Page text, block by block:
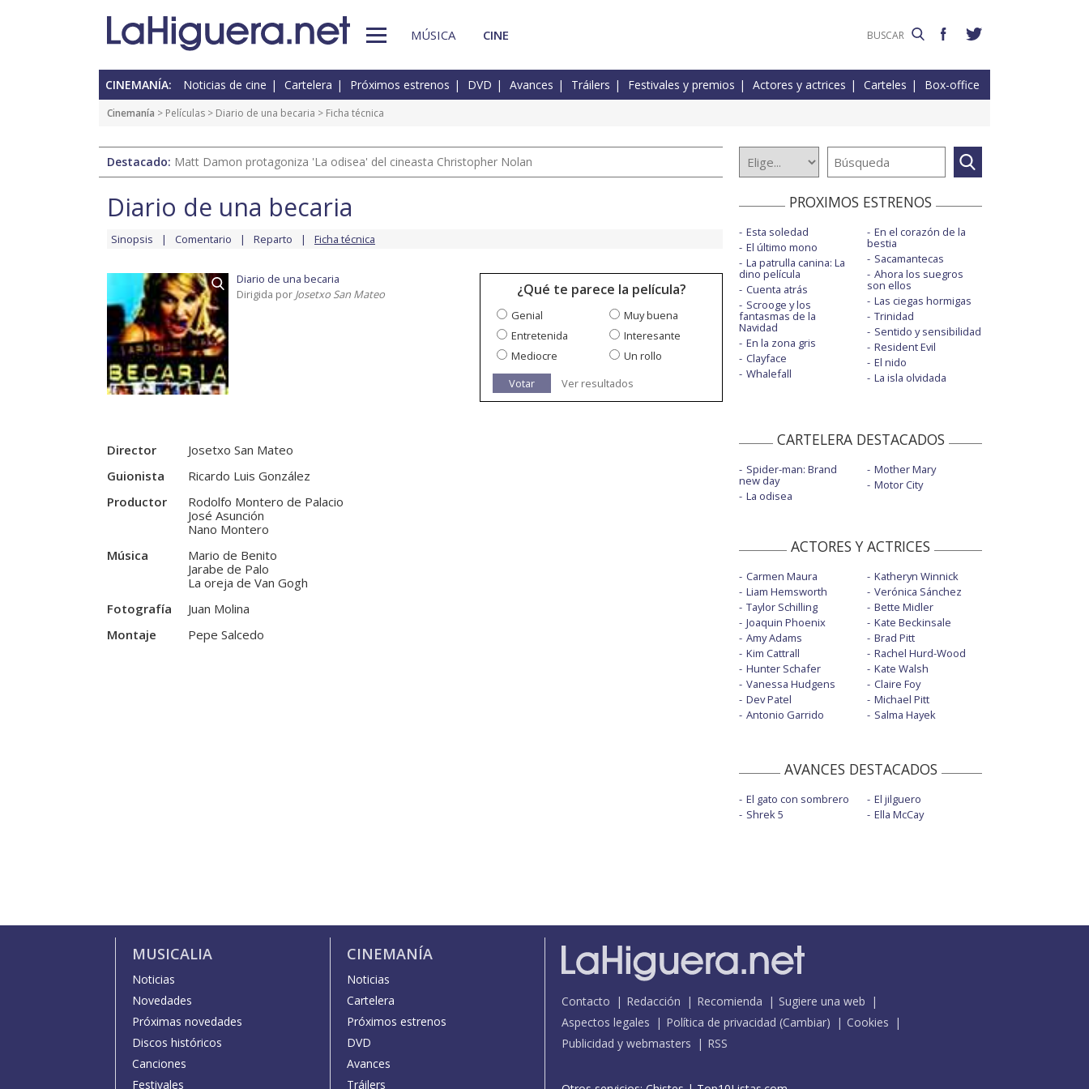
MÚSICA CINE
CINEMANÍA: Noticias de cine Cartelera Próximos estrenos DVD Avances Tráilers Festivales y premios Actores y actrices Carteles Box-office
Cinemanía > Películas > Diario de una becaria > Ficha técnica
Destacado: Matt Damon protagoniza 'La odisea' del cineasta Christopher Nolan
Diario de una becaria
Sinopsis Comentario Reparto Ficha técnica
Diario de una becaria
Dirigida por Josetxo San Mateo ¿Qué te parece la película?
Genial
Muy buena
Entretenida
Interesante
Mediocre
Un rollo
Votar
Ver resultados
Director
Josetxo San Mateo
Guionista
Ricardo Luis González
Productor
Rodolfo Montero de Palacio
José Asunción
Nano Montero
Música
Mario de Benito
Jarabe de Palo
La oreja de Van Gogh
Fotografía
Juan Molina
Montaje
Pepe Salcedo
PROXIMOS ESTRENOS
Esta soledad
El último mono
La patrulla canina: La
dino película
Cuenta atrás
Scrooge y los
fantasmas de la
Navidad
En la zona gris
Clayface
Whalefall
En el corazón de la
bestia
Sacamantecas
Ahora los suegros
son ellos
Las ciegas hormigas
Trinidad
Sentido y sensibilidad
Resident Evil
El nido
La isla olvidada
CARTELERA DESTACADOS
Spider-man: Brand
new day
La odisea
Mother Mary
Motor City
ACTORES Y ACTRICES
Carmen Maura
Liam Hemsworth
Taylor Schilling
Joaquin Phoenix
Amy Adams
Kim Cattrall
Hunter Schafer
Vanessa Hudgens
Dev Patel
Antonio Garrido
Katheryn Winnick
Verónica Sánchez
Bette Midler
Kate Beckinsale
Brad Pitt
Rachel Hurd-Wood
Kate Walsh
Claire Foy
Michael Pitt
Salma Hayek
AVANCES DESTACADOS
El gato con sombrero
Shrek 5
El jilguero
Ella McCay
MUSICALIA
Noticias
Novedades
Próximas novedades
Discos históricos
Canciones
Festivales
CINEMANÍA
Noticias
Cartelera
Próximos estrenos
DVD
Avances
Tráilers
Contacto Redacción Recomienda
Sugiere una web
Aspectos legales
Política de privacidad (Cambiar)
Cookies
Publicidad y webmasters
RSS